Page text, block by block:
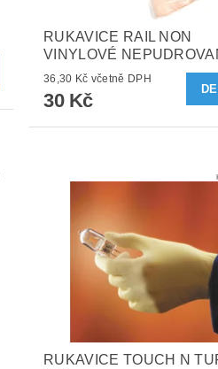
RUKAVICE RAIL NON
VINYLOVÉ
36,30 Kč včetně DPH
30 Kč
RUKAVICE TOUCH N